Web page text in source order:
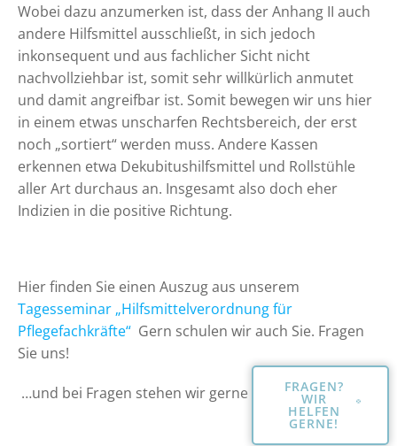
Wobei dazu anzumerken ist, dass der Anhang II auch
andere Hilfsmittel ausschließt, in sich jedoch
inkonsequent und aus fachlicher Sicht nicht
nachvollziehbar ist, somit sehr willkürlich anmutet
und damit angreifbar ist. Somit bewegen wir uns hier
in einem etwas unscharfen Rechtsbereich, der erst
noch „sortiert“ werden muss. Andere Kassen
erkennen etwa Dekubitushilfsmittel und Rollstühle
aller Art durchaus an. Insgesamt also doch eher
Indizien in die positive Richtung.
Hier finden Sie einen Auszug aus unserem
Tagesseminar „Hilfsmittelverordnung für
Pflegefachkräfte“ Gern schulen wir auch Sie. Fragen
Sie uns!
…und bei Fragen stehen wir gerne zur Verfügung!
FRAGEN?
WIR
HELFEN
GERNE!